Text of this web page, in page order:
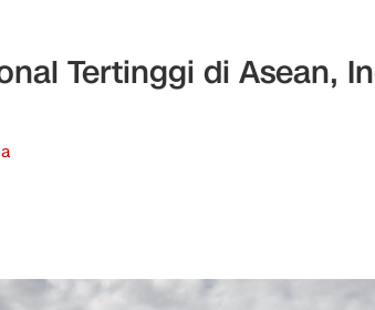
Tertinggi di Asean,